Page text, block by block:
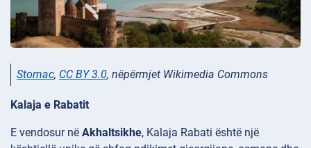
Stomac, CC BY 3.0, nëpërmjet Wikimedia Commons
Kalaja e Rabatit
E vendosur në Akhaltsikhe, Kalaja Rabati është një